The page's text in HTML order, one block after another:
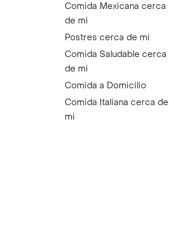
Comida Mexicana cerca
de mi
Postres cerca de mi
Comida Saludable cerca
de mi
Comida a Domicilio
Comida Italiana cerca de
mi